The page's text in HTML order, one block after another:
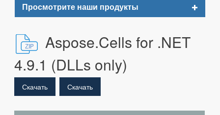
Просмотрите наши продукты
Toggle
Aspose.Cells for .NET
4.9.1 (DLLs only)
Скачать Скачать